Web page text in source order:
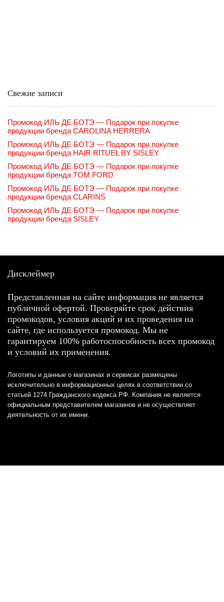
Свежие записи
Промокод ИЛЬ ДЕ БОТЭ — Подарок при покупке
продукции бренда CAROLINA HERRERA
Промокод ИЛЬ ДЕ БОТЭ — Подарок при покупке
продукции бренда HAIR RITUEL BY SISLEY
Промокод ИЛЬ ДЕ БОТЭ — Подарок при покупке
продукции бренда TOM FORD
Промокод ИЛЬ ДЕ БОТЭ — Подарок при покупке
продукции бренда CLARINS
Промокод ИЛЬ ДЕ БОТЭ — Подарок при покупке
продукции бренда SISLEY
Дисклеймер
Представленная на сайте информация не является
публичной офертой. Проверяйте срок действия
промокодов, условия акций и их проведения на
сайте, где используется промокод. Мы не
гарантируем 100% работоспособность всех промокод
и условий их применения.
Логотипы и данные о магазинах и сервисах размещены
исключительно в информационных целях в соответствии со
статьей 1274 Гражданского кодекса РФ. Компания не является
официальным представителем магазинов и не осуществляет
деятельность от их имени.